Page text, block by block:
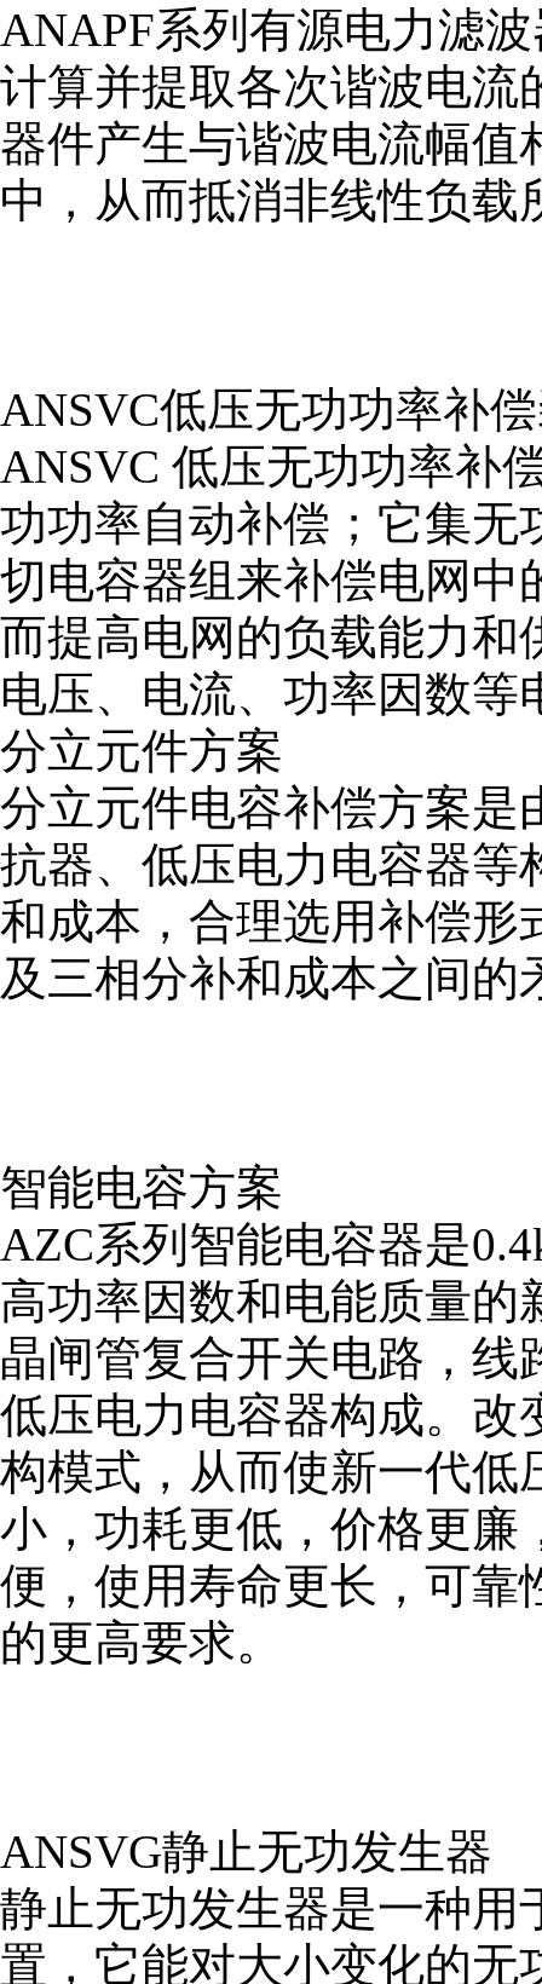
ANAPF系列有源电力滤
计算并提取各次谐波电流
器件产生与谐波电流幅值
中，从而抵消非线性负载
ANSVC低压无功功率补
ANSVC 低压无功功率补
功功率自动补偿；它集无
切电容器组来补偿电网中
而提高电网的负载能力和
电压、电流、功率因数等
分立元件方案
分立元件电容补偿方案是
抗器、低压电力电容器等
和成本，合理选用补偿形
及三相分补和成本之间的
智能电容方案
AZC系列智能电容器是
高功率因数和电能质量的
晶闸管复合开关电路，
低压电力电容器构成。改
构模式，从而使新一代低
小，功耗更低，价格更廉
便，使用寿命更长，可靠
的更高要求。
ANSVG静止无功发生器
静止无功发生器是一种用
置，它能对大小变化的无